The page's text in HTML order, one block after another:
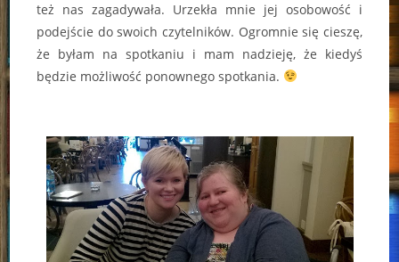
też nas zagadywała. Urzekła mnie jej osobowość i
podejście do swoich czytelników. Ogromnie się cieszę,
że byłam na spotkaniu i mam nadzieję, że kiedyś
będzie możliwość ponownego spotkania.